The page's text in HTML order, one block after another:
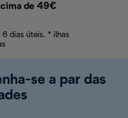
de 49€
dias úteis. * ilhas
se a par das